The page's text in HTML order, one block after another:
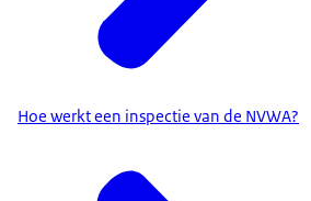
Hoe werkt een inspectie van de NVWA?